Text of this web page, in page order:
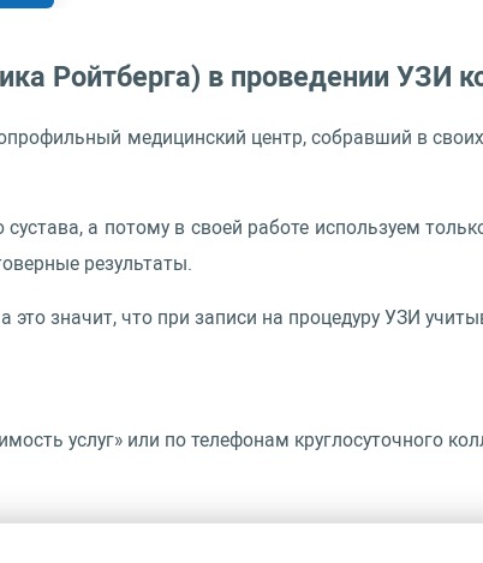
Ройтберга) в проведении УЗИ
медицинский центр, собравший в
а потому в своей работе используем
результаты.
значит, что при записи на процедуру УЗИ
услуг» или по телефонам круглосуточного